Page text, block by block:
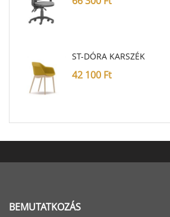
ST-DÓRA KARSZÉK
42 100 Ft
BEMUTATKOZÁS